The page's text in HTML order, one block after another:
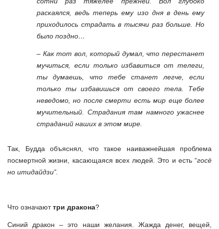
раскаялся, ведь теперь ему изо дня в день ему
приходилось страдать в тысячи раз больше. Но
было поздно…
– Как тот вол, который думал, что перестанет
мучиться, если только избавиться от телеги,
ты думаешь, что тебе станет легче, если
только ты избавишься от своего тела. Тебе
неведомо, но после смерти есть мир еще более
мучительный. Страдания там намного ужаснее
страданий наших в этом мире.
Так, Будда объяснял, что такое наиважнейшая проблема
посмертной жизни, касающаяся всех людей. Это и есть “госё
но итидайдзи”.
Что означаюттри дракона?
Синий дракон – это наши желания. Жажда денег, вещей,